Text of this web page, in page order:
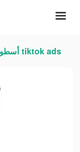
أسطورة الصحراء tiktok ads